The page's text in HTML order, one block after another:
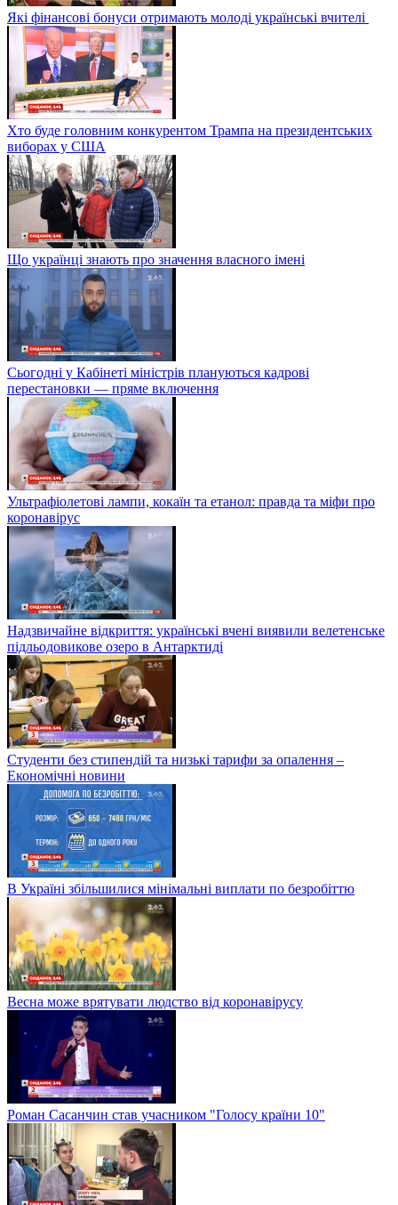
Які фінансові бонуси отримають молоді українські вчителі
Хто буде головним конкурентом Трампа на президентських
виборах у США
Що українці знають про значення власного імені
Сьогодні у Кабінеті міністрів плануються кадрові
перестановки — пряме включення
Ультрафіолетові лампи, кокаїн та етанол: правда та міфи про
коронавірус
Надзвичайне відкриття: українські вчені виявили велетенське
підльодовикове озеро в Антарктиді
Студенти без стипендій та низькі тарифи за опалення –
Економічні новини
В Україні збільшилися мінімальні виплати по безробіттю
Весна може врятувати людство від коронавірусу
Роман Сасанчин став учасником "Голосу країни 10"